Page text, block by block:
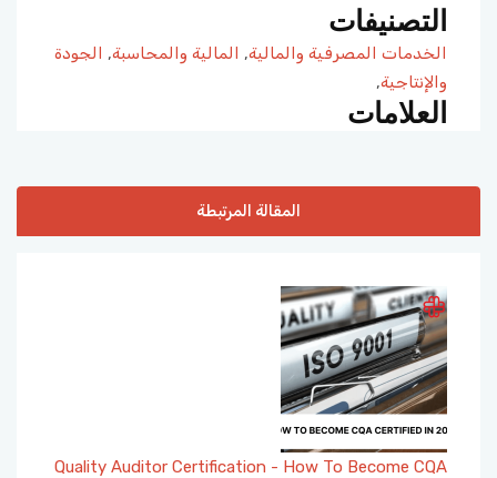
التصنيفات
الخدمات المصرفية والمالية, المالية والمحاسبة, الجودة
والإنتاجية,
العلامات
المقالة المرتبطة
Quality Auditor Certification - How To Become CQA